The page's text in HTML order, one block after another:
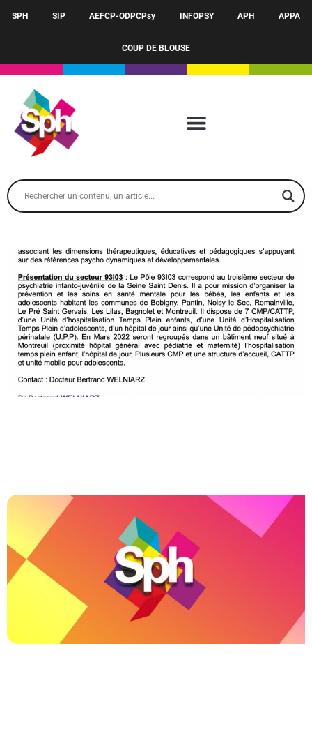
SPH SIP AEFCP-ODPCPsy INFOPSY APH APPA
COUP DE BLOUSE